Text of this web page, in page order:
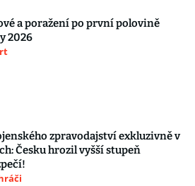
a poražení po první polovině
2026
zpravodajství exkluzivně v
Česku hrozil vyšší stupeň